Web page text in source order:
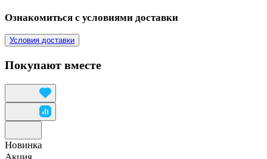
Ознакомиться с условиями доставки
Условия доставки
Покупают вместе
Новинка